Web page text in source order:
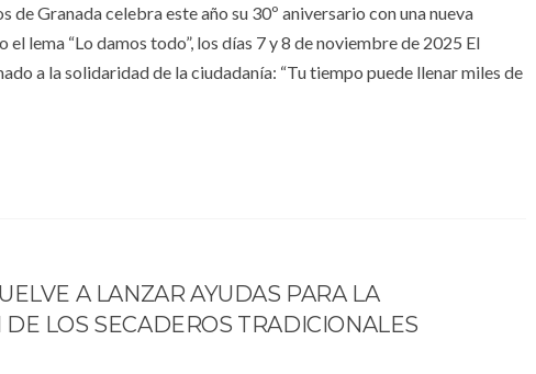
de Granada celebra este año su 30º aniversario con una nueva
lema “Lo damos todo”, los días 7 y 8 de noviembre de 2025 El
a la solidaridad de la ciudadanía: “Tu tiempo puede llenar miles de
A LANZAR AYUDAS PARA LA
DE LOS SECADEROS TRADICIONALES